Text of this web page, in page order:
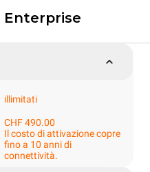
Enterprise
illimitati
CHF 490.00
Il costo di attivazione copre
fino a 10 anni di
connettività.